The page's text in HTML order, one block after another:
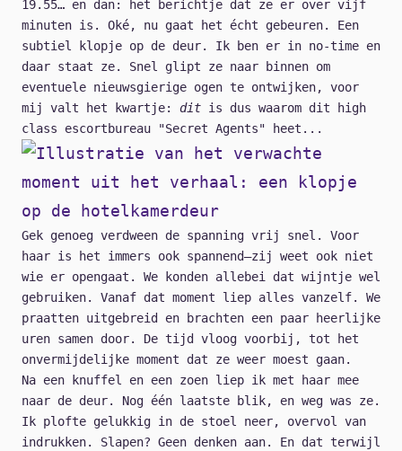
19.55… en dan: het berichtje dat ze er over vijf
minuten is. Oké, nu gaat het écht gebeuren. Een
subtiel klopje op de deur. Ik ben er in no-time en
daar staat ze. Snel glipt ze naar binnen om
eventuele nieuwsgierige ogen te ontwijken, voor
mij valt het kwartje: dit is dus waarom dit high
class escortbureau "Secret Agents" heet...
Gek genoeg verdween de spanning vrij snel. Voor
haar is het immers ook spannend—zij weet ook niet
wie er opengaat. We konden allebei dat wijntje wel
gebruiken. Vanaf dat moment liep alles vanzelf. We
praatten uitgebreid en brachten een paar heerlijke
uren samen door. De tijd vloog voorbij, tot het
onvermijdelijke moment dat ze weer moest gaan.
Na een knuffel en een zoen liep ik met haar mee
naar de deur. Nog één laatste blik, en weg was ze.
Ik plofte gelukkig in de stoel neer, overvol van
indrukken. Slapen? Geen denken aan. En dat terwijl